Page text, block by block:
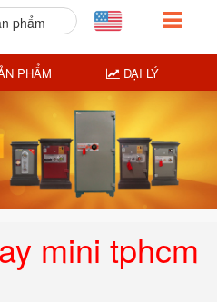
mini tphcm
phẩm
PHẨM ĐẠI LÝ